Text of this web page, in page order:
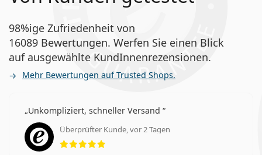
98%ige Zufriedenheit von
16089 Bewertungen. Werfen Sie einen Blick
auf ausgewählte KundInnenrezensionen.
Mehr Bewertungen auf Trusted Shops.
Unkompliziert, schneller Versand
Überprüfter Kunde, vor 2 Tagen
Bewertung 5 aus 5